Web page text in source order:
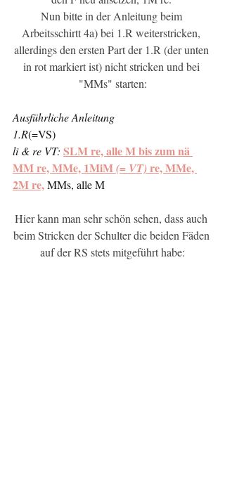
Nun bitte in der Anleitung beim
Arbeitsschirtt 4a) bei 1.R weiterstricken,
allerdings den ersten Part der 1.R (der unten
in rot markiert ist) nicht stricken und bei
"MMs" starten:
Ausführliche Anleitung
1.R(=VS)
li & re VT: SLM re, alle M bis zum nä
MM re, MMe, 1MiM (= VT) re, MMe,
2M re, MMs, alle M
Hier kann man sehr schön sehen, dass auch
beim Stricken der Schulter die beiden Fäden
auf der RS stets mitgeführt habe: